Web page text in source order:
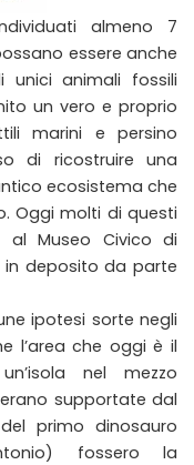
almeno 7
essere anche
unici animali fossili
un vero e proprio
marini e persino
di ricostruire una
ecosistema che
Oggi molti di questi
al Museo Civico di
in deposito da parte
ipotesi sorte negli
l’area che oggi è il
nel mezzo
supportate dal
primo dinosauro
fossero la